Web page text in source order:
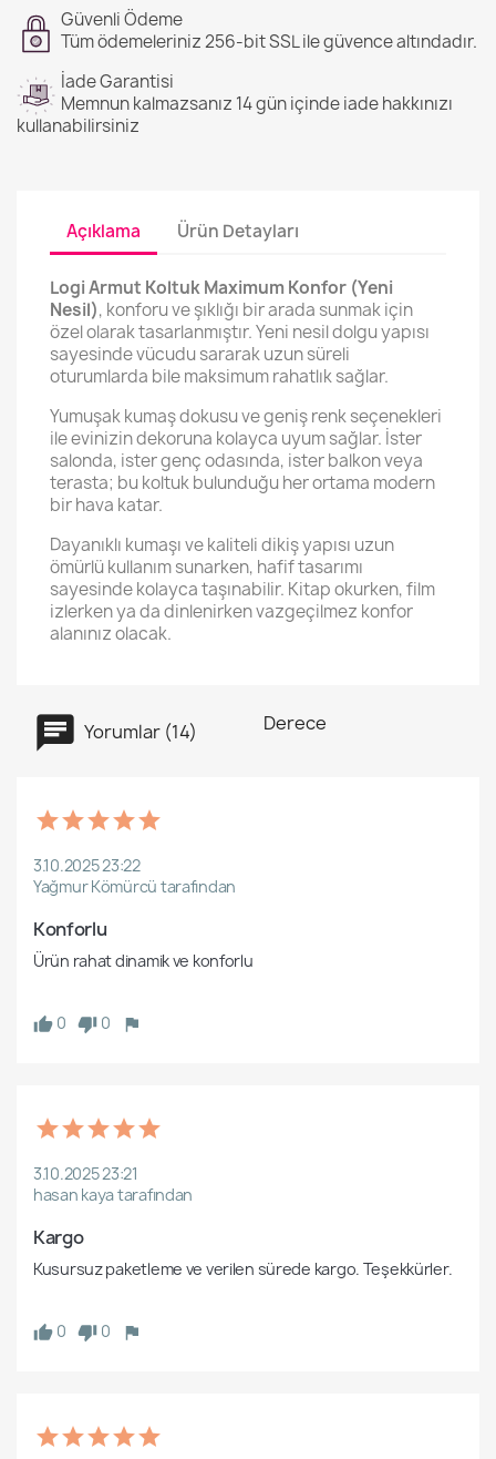
Güvenli Ödeme
Tüm ödemeleriniz 256-bit SSL ile güvence altındadır.
İade Garantisi
Memnun kalmazsanız 14 gün içinde iade hakkınızı
kullanabilirsiniz
Açıklama Ürün Detayları
Logi Armut Koltuk Maximum Konfor (Yeni
Nesil), konforu ve şıklığı bir arada sunmak için
özel olarak tasarlanmıştır. Yeni nesil dolgu yapısı
sayesinde vücudu sararak uzun süreli
oturumlarda bile maksimum rahatlık sağlar.
Yumuşak kumaş dokusu ve geniş renk seçenekleri
ile evinizin dekoruna kolayca uyum sağlar. İster
salonda, ister genç odasında, ister balkon veya
terasta; bu koltuk bulunduğu her ortama modern
bir hava katar.
Dayanıklı kumaşı ve kaliteli dikiş yapısı uzun
ömürlü kullanım sunarken, hafif tasarımı
sayesinde kolayca taşınabilir. Kitap okurken, film
izlerken ya da dinlenirken vazgeçilmez konfor
alanınız olacak.
Yorumlar (14) Derece
3.10.2025 23:22
Yağmur Kömürcü tarafından
Konforlu
Ürün rahat dinamik ve konforlu
0 0
3.10.2025 23:21
hasan kaya tarafından
Kargo
Kusursuz paketleme ve verilen sürede kargo. Teşekkürler.
0 0